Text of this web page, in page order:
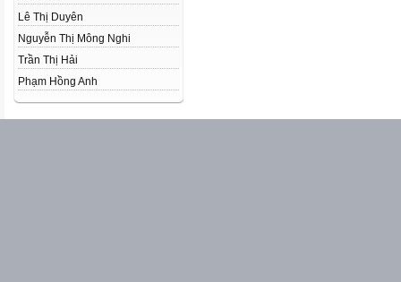
Lê Thị Duyên
Nguyễn Thị Mông Nghi
Trần Thị Hải
Phạm Hồng Anh